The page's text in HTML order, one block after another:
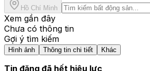
Hồ Chí Minh
Xem gần đây
Chưa có thông tin
Gợi ý tìm kiếm
Hình ảnh Thông tin chi tiết Khác
Tin đăng đã hết hiệu lực